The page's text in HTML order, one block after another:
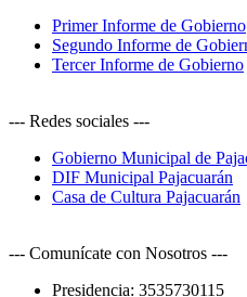
Primer Informe de Gobierno
Segundo Informe de
Tercer Informe de Gobierno
--- Redes sociales ---
Gobierno Municipal de
DIF Municipal Pajacuarán
Casa de Cultura Pajacuarán
--- Comunícate con Nosotros ---
Presidencia: 3535730115